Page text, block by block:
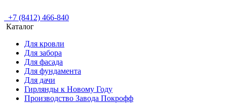
+7 (8412) 466-840
Каталог
Для кровли
Для забора
Для фасада
Для фундамента
Для дачи
Гирлянды к Новому Году
Производство Завода Покрофф